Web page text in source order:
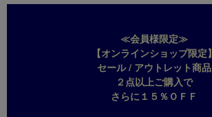
≪会員様限定≫
【オンラインショップ限定】
セール / アウトレット商品
２点以上ご購入で
さらに１５％ＯＦＦ